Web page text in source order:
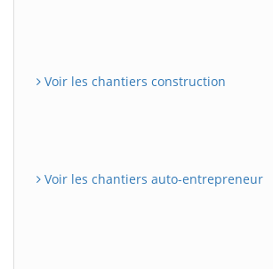
Voir les chantiers construction
Voir les chantiers auto-entrepreneur